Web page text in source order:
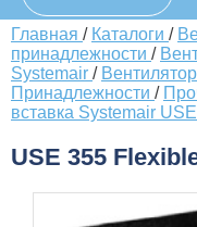
Главная / Каталоги /
принадлежности /
Systemair /
Принадлежности /
вставка Systemair USE
USE 355